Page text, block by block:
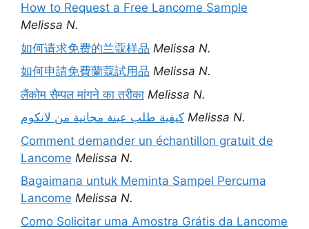
How to Request a Free Lancome Sample
Melissa N.
如何请求免费的兰蔻样品 Melissa N.
如何申請免費蘭蔻試用品 Melissa N.
लैंकोम सैम्पल मांगने का तरीका Melissa N.
كيفية طلب عينة مجانية من لانكوم Melissa N.
Comment demander un échantillon gratuit de
Lancome Melissa N.
Bagaimana untuk Meminta Sampel Percuma
Lancome Melissa N.
Como Solicitar uma Amostra Grátis da Lancome